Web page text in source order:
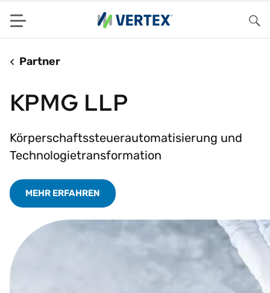
Menu
Partner
KPMG LLP
Körperschaftssteuerautomatisierung und
Technologietransformation
MEHR ERFAHREN